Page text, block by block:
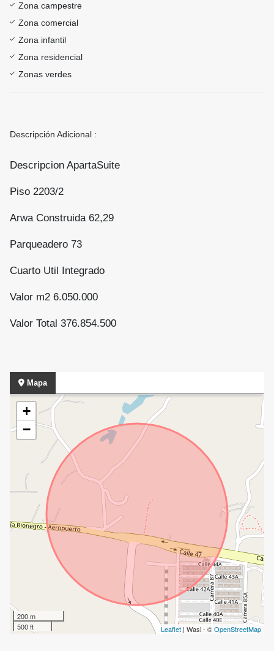
Zona campestre
Zona comercial
Zona infantil
Zona residencial
Zonas verdes
Descripción Adicional :
Descripcion ApartaSuite
Piso 2203/2
Arwa Construida 62,29
Parqueadero 73
Cuarto Util Integrado
Valor m2 6.050.000
Valor Total 376.854.500
Mapa
+
−
200 m
500 ft
Leaflet | Wasi - ©OpenStreetMap